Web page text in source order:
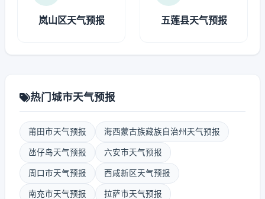
岚山区天气预报 五莲县天气预报
热门城市天气预报
莆田市天气预报 海西蒙古族藏族自治州天气预报
氹仔岛天气预报 六安市天气预报
周口市天气预报 西咸新区天气预报
南充市天气预报 拉萨市天气预报